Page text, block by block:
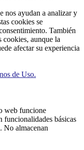
nos ayudan a analizar y
cookies se
También
cookies, aunque la
afectar su experiencia
de Uso.
web funcione
funcionalidades básicas
No almacenan